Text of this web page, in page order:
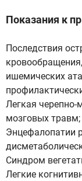
Показания к
Последствия
ишемических
Легкая черепно-
мозговых травм;
Энцефалопатии
Синдром
Легкие